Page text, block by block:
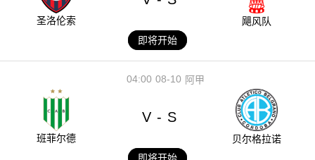
圣洛伦索
飓风队
即将开始
08-10
04:00 阿甲
班菲尔德
V - S
贝尔格拉诺